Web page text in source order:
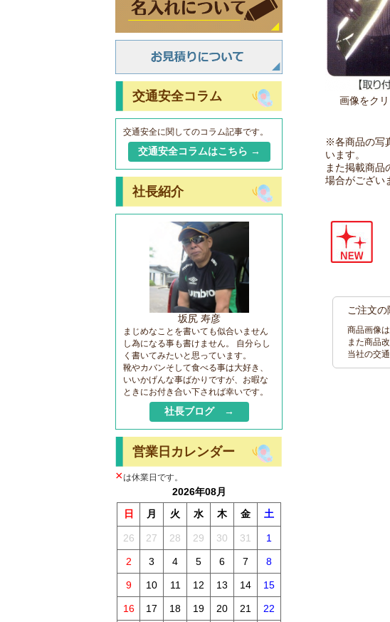
画像をク
※各商品の写
います。
また掲載商品
場合がござい
ご注文
商品画像
また商品
当社の交
交通安全コラム
交通安全に関してのコラム記事です。
交通安全コラムはこちら →
社長紹介
坂尻 寿彦
まじめなことを書いても似合いません
し為になる事も書けません。 自分らし
く書いてみたいと思っています。
靴やカバンそして食べる事は大好き、
いいかげんな事ばかりですが、お暇な
ときにお付き合い下されば幸いです。
社長ブログ →
営業日カレンダー
×は休業日です。
2026年08月
日
月 火 水 木 金 土
26 27 28 29 30 31 1
2 3 4 5 6 7 8
9 10 11 12 13 14 15
16 17 18 19 20 21 22